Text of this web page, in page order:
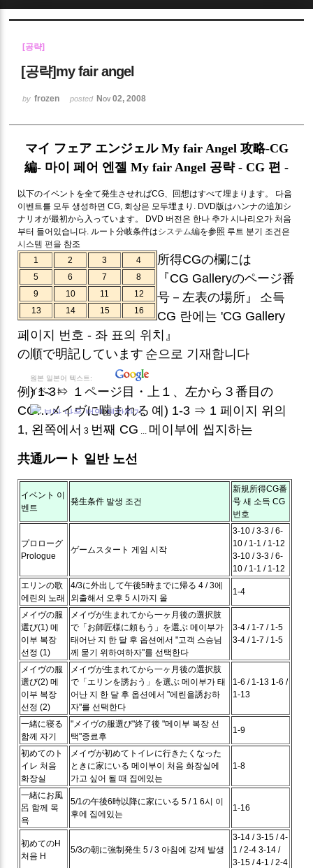
[공략]
[공략]my fair angel
by frozen posted Nov 02, 2008
マイ フェア エンジェル My fair Angel 攻略-CG
編- 마이 페어 엔젤 My fair Angel 공략 - CG 편 -
以下のイベントを全て発生させればCG、回想はすべて埋まります。
다음
이벤트를 모두 생성하면 CG, 회상은 모두埋まり. DVD版はハンナの追加シ
ナリオが最初から入っています。
DVD 버전은 한나 추가 시나리오가 처음
부터 들어있습니다. ルート分岐条件はシステム編を参照 루트 분기 조건은
시스템 편을 참조
1
2 3
4
5
6 7
8
9
10 11
12
13
14 15 16
所得CGの欄には
『CG Galleryのページ番
号－左表の場所』
소득
CG 란에는 'CG Gallery
페이지 번호 - 좌 표의 위치』
の順で明記しています 순으로 기재합니다
例) 1-3⇒ １ページ目・上１、左から３番目の
CG…メイヴに噛まれる 예) 1-3 ⇒ 1 페이지 위의
1, 왼쪽에서 3 번째 CG ... 메이부에 씹지하는
共通ルート 일반 노선
イベント 이
벤트
発生条件 발생 조건
新規所得CG番
号 새 소득 CG
번호
プロローグ
Prologue
ゲームスタート 게임 시작
3-10 / 3-3 / 6-
10 / 1-1 / 1-12
3-10 / 3-3 / 6-
10 / 1-1 / 1-12
エリンの歌
에린의 노래
4/3に外出して午後5時までに帰る 4 / 3에
외출해서 오후 5 시까지 올
1-4
メイヴの服
選び(1) 메
이부 복장
선정 (1)
メイヴが生まれてから一ヶ月後の選択肢
で「お師匠様に頼もう」を選ぶ 메이부가
태어난 지 한 달 후 옵션에서 "고객 스승님
께 묻기 위하여하자"를 선택한다
3-4 / 1-7 / 1-5
3-4 / 1-7 / 1-5
メイヴの服
選び(2) 메
이부 복장
선정 (2)
メイヴが生まれてから一ヶ月後の選択肢
で「エリンを誘おう」を選ぶ 메이부가 태
어난 지 한 달 후 옵션에서 "에린을誘お하
자"를 선택한다
1-6 / 1-13 1-6 /
1-13
一緒に寝る
함께 자기
"メイヴの服選び"終了後 "메이부 복장 선
택"종료후
1-9
初めてのト
イレ 처음
화장실
メイヴが初めてトイレに行きたくなった
ときに家にいる 메이부이 처음 화장실에
가고 싶어 될 때 집에있는
1-8
一緒にお風
呂 함께 목
욕
5/1の午後6時以降に家にいる 5 / 1 6시 이
후에 집에있는
1-16
初めてのH
처음 H
5/3の朝に強制発生 5 / 3 아침에 강제 발생
3-14 / 3-15 / 4-
1 / 2-4 3-14 /
3-15 / 4-1 / 2-4
원본 일본어 텍스트:
イベント
보다 나은 번역 제안하기
Sketchbook5, 스케치북5
Sketchbook5, 스케치북5